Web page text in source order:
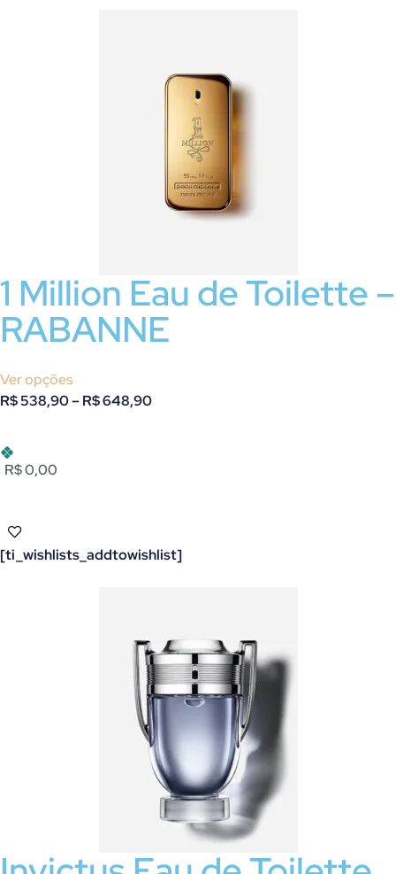
1 Million Eau de Toilette –
RABANNE
Ver opções
R$538,90–R$648,90
R$ 0,00
[ti_wishlists_addtowishlist]